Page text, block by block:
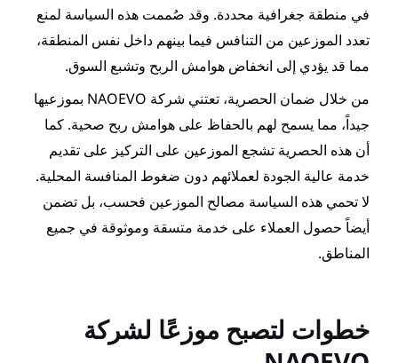
وقد صُممت هذه السياسة لمنع
فيما بينهم داخل نفس المنطقة،
هوامش الربح وتشبع السوق.
من خلال ضمان الحصرية، تعتني شركة NAOEVO بموزعيها
على هوامش ربح صحية. كما
على التركيز على تقديم
دون ضغوط المنافسة المحلية.
الموزعين فحسب، بل تضمن
خدمة متسقة وموثوقة في جميع
موزعًا لشركة